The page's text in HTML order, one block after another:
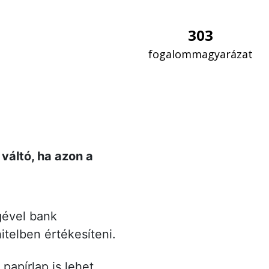
303
fogalommagyarázat
ha azon a
bank
értékesíteni.